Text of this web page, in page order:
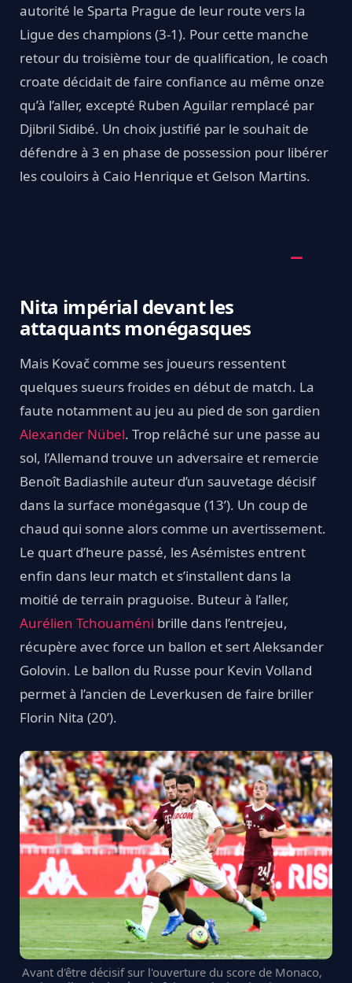
autorité le Sparta Prague de leur route vers la
Ligue des champions (3-1). Pour cette manche
retour du troisième tour de qualification, le coach
croate décidait de faire confiance au même onze
qu’à l’aller, excepté Ruben Aguilar remplacé par
Djibril Sidibé. Un choix justifié par le souhait de
défendre à 3 en phase de possession pour libérer
les couloirs à Caio Henrique et Gelson Martins.
Nita impérial devant les
attaquants monégasques
Mais Kovač comme ses joueurs ressentent
quelques sueurs froides en début de match. La
faute notamment au jeu au pied de son gardien
Alexander Nübel. Trop relâché sur une passe au
sol, l’Allemand trouve un adversaire et remercie
Benoît Badiashile auteur d’un sauvetage décisif
dans la surface monégasque (13’). Un coup de
chaud qui sonne alors comme un avertissement.
Le quart d’heure passé, les Asémistes entrent
enfin dans leur match et s’installent dans la
moitié de terrain praguoise. Buteur à l’aller,
Aurélien Tchouaméni brille dans l’entrejeu,
récupère avec force un ballon et sert Aleksander
Golovin. Le ballon du Russe pour Kevin Volland
permet à l’ancien de Leverkusen de faire briller
Florin Nita (20’).
Avant d'être décisif sur l'ouverture du score de Monaco,